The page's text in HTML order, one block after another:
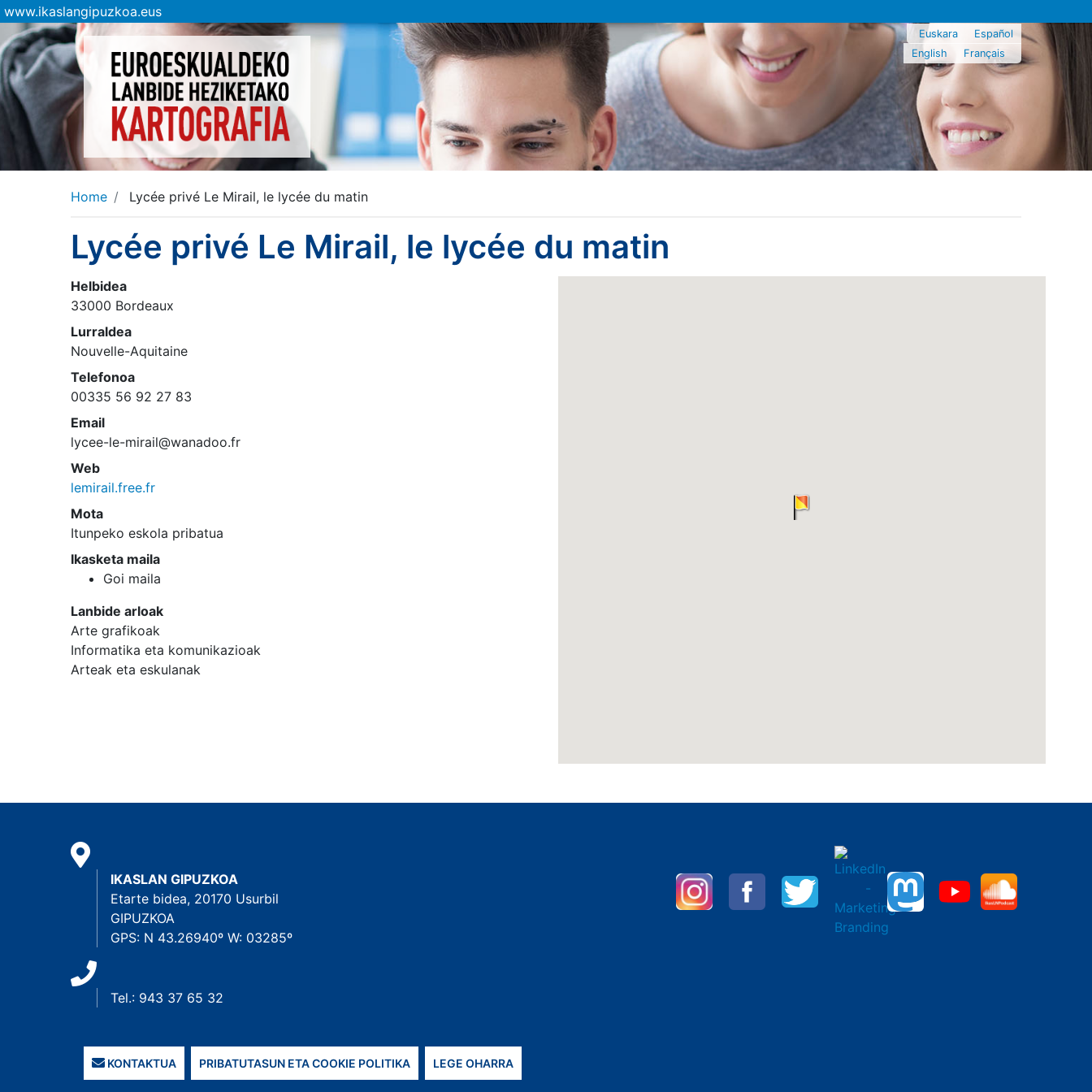
www.ikaslangipuzkoa.eus
Euskara
Español
English
Français
Home Lycée privé Le Mirail, le lycée du matin
Lycée privé Le Mirail, le lycée du matin
Helbidea
33000 Bordeaux
Lurraldea
Nouvelle-Aquitaine
Telefonoa
00335 56 92 27 83
Email
lycee-le-mirail@wanadoo.fr
Web
lemirail.free.fr
Mota
Itunpeko eskola pribatua
Ikasketa maila
Goi maila
Lanbide arloak
Arte grafikoak
Informatika eta komunikazioak
Arteak eta eskulanak
IKASLAN GIPUZKOA
Etarte bidea, 20170 Usurbil
GIPUZKOA
GPS: N 43.26940º W: 03285º
Tel.: 943 37 65 32
KONTAKTUA PRIBATUTASUN ETA COOKIE POLITIKA LEGE OHARRA